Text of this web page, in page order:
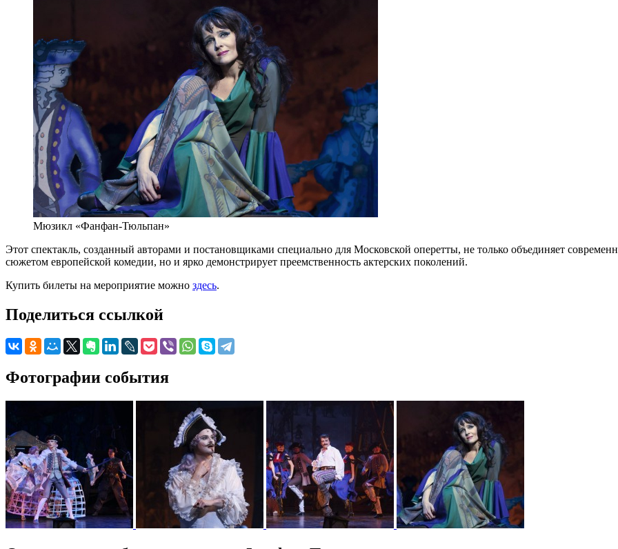
Мюзикл «Фанфан-Тюльпан»
Этот спектакль, созданный авторами и постановщиками специально для Московской оперетты, не только объединяет
сюжетом европейской комедии, но и ярко демонстрирует преемственность актерских поколений.
Купить билеты на мероприятие можно здесь.
Поделиться ссылкой
Фотографии события